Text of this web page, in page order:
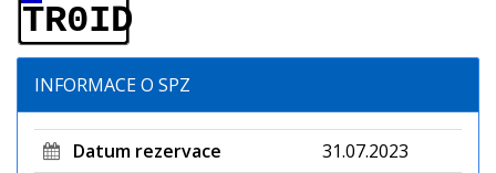
TR0ID
INFORMACE O SPZ
Datum rezervace
31.07.2023